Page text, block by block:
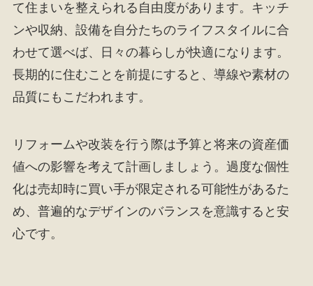
て住まいを整えられる自由度があります。キッチ
ンや収納、設備を自分たちのライフスタイルに合
わせて選べば、日々の暮らしが快適になります。
長期的に住むことを前提にすると、導線や素材の
品質にもこだわれます。
リフォームや改装を行う際は予算と将来の資産価
値への影響を考えて計画しましょう。過度な個性
化は売却時に買い手が限定される可能性があるた
め、普遍的なデザインのバランスを意識すると安
心です。